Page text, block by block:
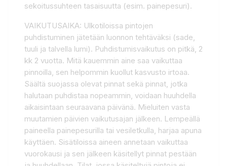
sekoitussuhteen tasaisuutta (esim. painepesuri).
VAIKUTUSAIKA: Ulkotiloissa pintojen
puhdistuminen jätetään luonnon tehtäväksi (sade,
tuuli ja talvella lumi). Puhdistumisvaikutus on pitkä, 2
kk 2 vuotta. Mitä kauemmin aine saa vaikuttaa
pinnoilla, sen helpommin kuollut kasvusto irtoaa.
Säältä suojassa olevat pinnat sekä pinnat, jotka
halutaan puhdistaa nopeammin, voidaan huuhdella
aikaisintaan seuraavana päivänä. Mieluiten vasta
muutamien päivien vaikutusajan jälkeen. Lempeällä
paineella painepesurilla tai vesiletkulla, harjaa apuna
käyttäen. Sisätiloissa aineen annetaan vaikuttaa
vuorokausi ja sen jälkeen käsitellyt pinnat pestään